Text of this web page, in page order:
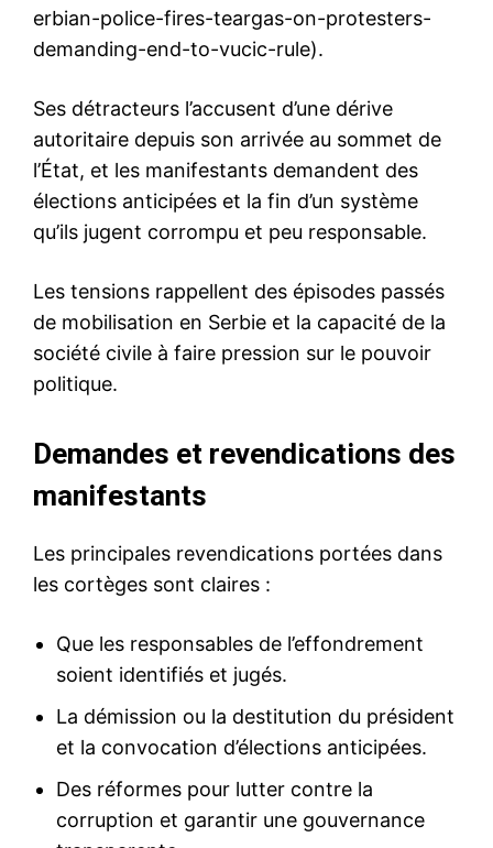
erbian-police-fires-teargas-on-protesters-
demanding-end-to-vucic-rule).
Ses détracteurs l’accusent d’une dérive
autoritaire depuis son arrivée au sommet de
l’État, et les manifestants demandent des
élections anticipées et la fin d’un système
qu’ils jugent corrompu et peu responsable.
Les tensions rappellent des épisodes passés
de mobilisation en Serbie et la capacité de la
société civile à faire pression sur le pouvoir
politique.
Demandes et revendications des
manifestants
Les principales revendications portées dans
les cortèges sont claires :
Que les responsables de l’effondrement
soient identifiés et jugés.
La démission ou la destitution du président
et la convocation d’élections anticipées.
Des réformes pour lutter contre la
corruption et garantir une gouvernance